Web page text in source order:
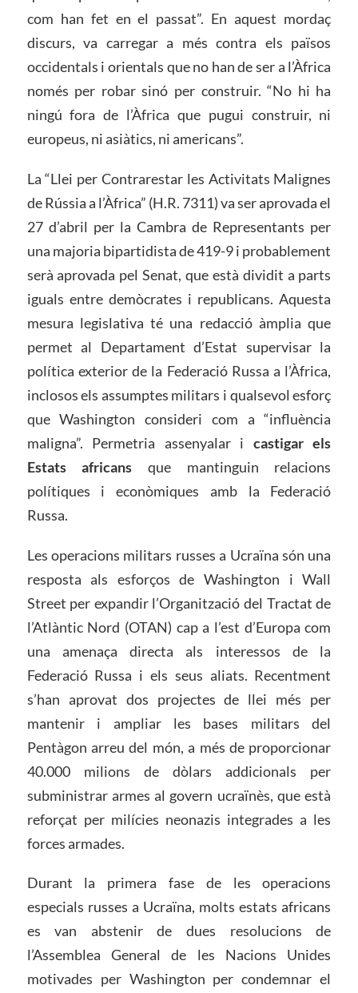
com han fet en el passat”. En aquest mordaç
discurs, va carregar a més contra els països
occidentals i orientals que no han de ser a l’Àfrica
només per robar sinó per construir. “No hi ha
ningú fora de l’Àfrica que pugui construir, ni
europeus, ni asiàtics, ni americans”.
La “Llei per Contrarestar les Activitats Malignes
de Rússia a l’Àfrica” (H.R. 7311) va ser aprovada el
27 d’abril per la Cambra de Representants per
una majoria bipartidista de 419-9 i probablement
serà aprovada pel Senat, que està dividit a parts
iguals entre demòcrates i republicans. Aquesta
mesura legislativa té una redacció àmplia que
permet al Departament d’Estat supervisar la
política exterior de la Federació Russa a l’Àfrica,
inclosos els assumptes militars i qualsevol esforç
que Washington consideri com a “influència
maligna”. Permetria assenyalar i castigar els
Estats africans que mantinguin relacions
polítiques i econòmiques amb la Federació
Russa.
Les operacions militars russes a Ucraïna són una
resposta als esforços de Washington i Wall
Street per expandir l’Organització del Tractat de
l’Atlàntic Nord (OTAN) cap a l’est d’Europa com
una amenaça directa als interessos de la
Federació Russa i els seus aliats. Recentment
s’han aprovat dos projectes de llei més per
mantenir i ampliar les bases militars del
Pentàgon arreu del món, a més de proporcionar
40.000 milions de dòlars addicionals per
subministrar armes al govern ucraïnès, que està
reforçat per milícies neonazis integrades a les
forces armades.
Durant la primera fase de les operacions
especials russes a Ucraïna, molts estats africans
es van abstenir de dues resolucions de
l’Assemblea General de les Nacions Unides
motivades per Washington per condemnar el